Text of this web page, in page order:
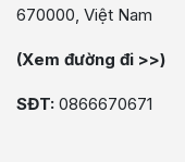
670000, Việt Nam
(Xem đường đi >>)
SĐT: 0866670671